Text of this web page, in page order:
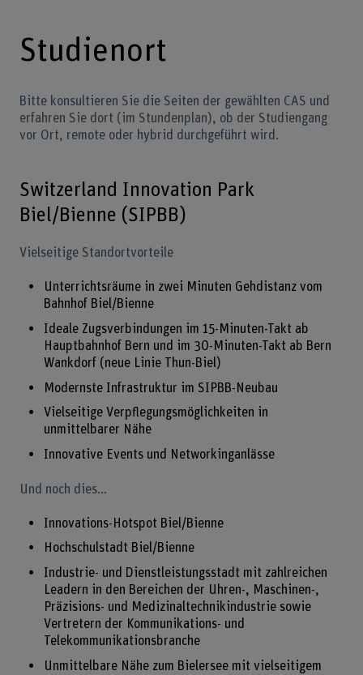
Studienort
Bitte konsultieren Sie die Seiten der gewählten CAS und
erfahren Sie dort (im Stundenplan), ob der Studiengang
vor Ort, remote oder hybrid durchgeführt wird.
Switzerland Innovation Park
Biel/Bienne (SIPBB)
Vielseitige Standortvorteile
Unterrichtsräume in zwei Minuten Gehdistanz vom
Bahnhof Biel/Bienne
Ideale Zugsverbindungen im 15-Minuten-Takt ab
Hauptbahnhof Bern und im 30-Minuten-Takt ab Bern
Wankdorf (neue Linie Thun-Biel)
Modernste Infrastruktur im SIPBB-Neubau
Vielseitige Verpflegungsmöglichkeiten in
unmittelbarer Nähe
Innovative Events und Networkinganlässe
Und noch dies…
Innovations-Hotspot Biel/Bienne
Hochschulstadt Biel/Bienne
Industrie- und Dienstleistungsstadt mit zahlreichen
Leadern in den Bereichen der Uhren-, Maschinen-,
Präzisions- und Medizinaltechnikindustrie sowie
Vertretern der Kommunikations- und
Telekommunikationsbranche
Unmittelbare Nähe zum Bielersee mit vielseitigem